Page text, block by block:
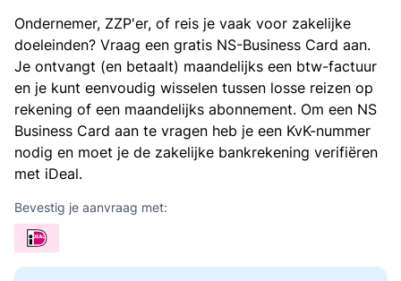
Ondernemer, ZZP'er, of reis je vaak voor zakelijke
doeleinden? Vraag een gratis NS-Business Card aan.
Je ontvangt (en betaalt) maandelijks een btw-factuur
en je kunt eenvoudig wisselen tussen losse reizen op
rekening of een maandelijks abonnement. Om een NS
Business Card aan te vragen heb je een KvK-nummer
nodig en moet je de zakelijke bankrekening verifiëren
met iDeal.
Bevestig je aanvraag met: